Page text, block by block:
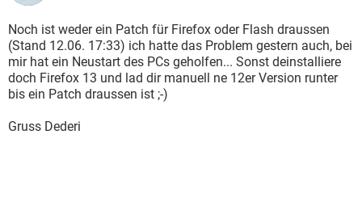
Noch ist weder ein Patch für Firefox oder Flash draussen
(Stand 12.06. 17:33) ich hatte das Problem gestern auch, bei
mir hat ein Neustart des PCs geholfen... Sonst deinstalliere
doch Firefox 13 und lad dir manuell ne 12er Version runter
bis ein Patch draussen ist ;-)
Gruss Dederi